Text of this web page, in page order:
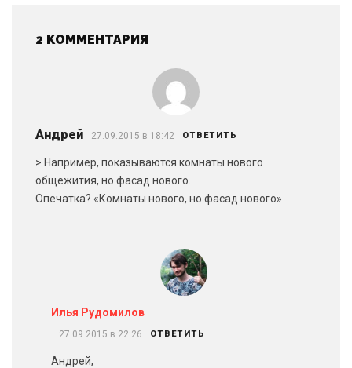
2 КОММЕНТАРИЯ
Андрей 27.09.2015 в 18:42 ОТВЕТИТЬ
> Например, показываются комнаты нового
общежития, но фасад нового.
Опечатка? «Комнаты нового, но фасад нового»
Илья Рудомилов
27.09.2015 в 22:26 ОТВЕТИТЬ
Андрей,